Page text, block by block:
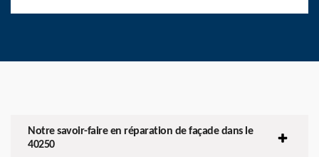
Notre savoir-faire en réparation de façade dans le
40250